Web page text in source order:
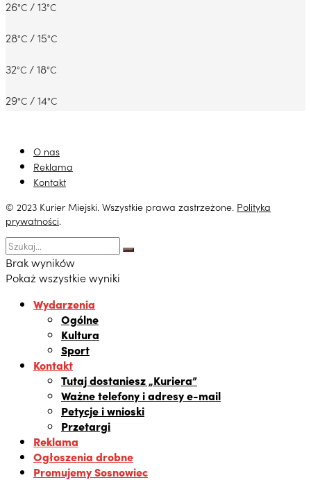
26°C / 13°C
28°C / 15°C
32°C / 18°C
29°C / 14°C
O nas
Reklama
Kontakt
© 2023 Kurier Miejski. Wszystkie prawa zastrzeżone. Polityka
prywatności.
Brak wyników
Pokaż wszystkie wyniki
Wydarzenia
Ogólne
Kultura
Sport
Kontakt
Tutaj dostaniesz „Kuriera”
Ważne telefony i adresy e-mail
Petycje i wnioski
Przetargi
Reklama
Ogłoszenia drobne
Promujemy Sosnowiec